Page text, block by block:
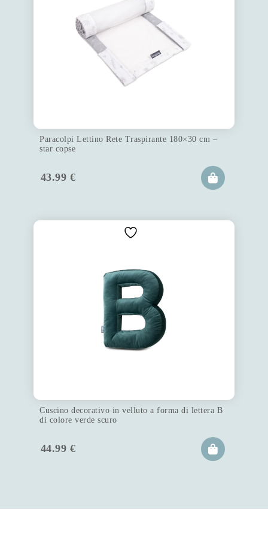
Paracolpi Lettino Rete Traspirante 180×30 cm –
star copse
43.99 €
Cuscino decorativo in velluto a forma di lettera B
di colore verde scuro
44.99 €